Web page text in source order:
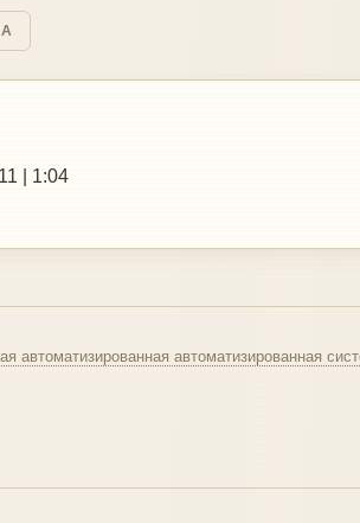
| 1:04
автоматизированная автоматизированная